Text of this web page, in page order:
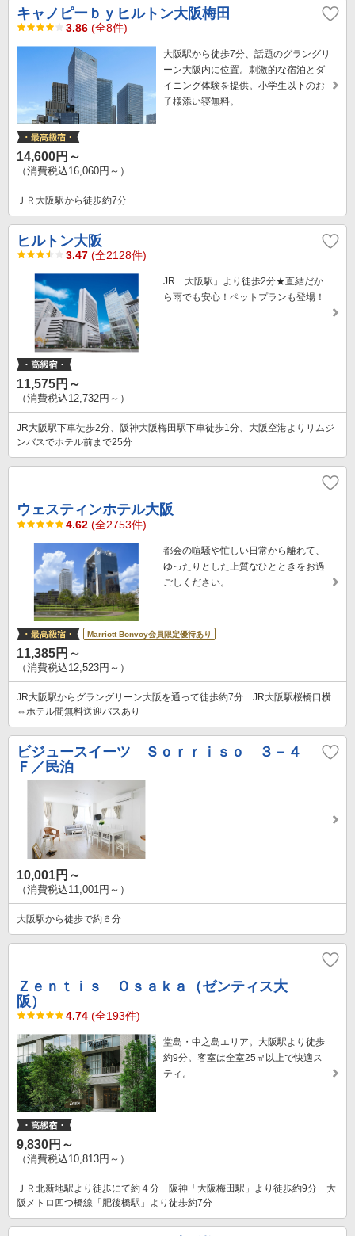
キャノピーｂｙヒルトン大阪梅田
3.86 (全8件)
大阪駅から徒歩7分、話題のグラングリ
ーン大阪内に位置。刺激的な宿泊とダ
イニング体験を提供。小学生以下のお
子様添い寝無料。
14,600円～
（消費税込16,060円～）
ＪＲ大阪駅から徒歩約7分
ヒルトン大阪
3.47 (全2128件)
JR「大阪駅」より徒歩2分★直結だか
ら雨でも安心！ペットプランも登場！
11,575円～
（消費税込12,732円～）
JR大阪駅下車徒歩2分、阪神大阪梅田駅下車徒歩1分、大阪空港よりリムジ
ンバスでホテル前まで25分
ウェスティンホテル大阪
4.62 (全2753件)
都会の喧騒や忙しい日常から離れて、
ゆったりとした上質なひとときをお過
ごしください。
Marriott Bonvoy会員限定優待あり
11,385円～
（消費税込12,523円～）
JR大阪駅からグラングリーン大阪を通って徒歩約7分 JR大阪駅桜橋口横
⇔ホテル間無料送迎バスあり
ビジュースイーツ Ｓｏｒｒｉｓｏ ３－４
Ｆ／民泊
10,001円～
（消費税込11,001円～）
大阪駅から徒歩で約６分
Ｚｅｎｔｉｓ Ｏｓａｋａ（ゼンティス大
阪）
4.74 (全193件)
堂島・中之島エリア。大阪駅より徒歩
約9分。客室は全室25㎡以上で快適ス
ティ。
9,830円～
（消費税込10,813円～）
ＪＲ北新地駅より徒歩にて約４分 阪神「大阪梅田駅」より徒歩約9分 大
阪メトロ四つ橋線「肥後橋駅」より徒歩約7分